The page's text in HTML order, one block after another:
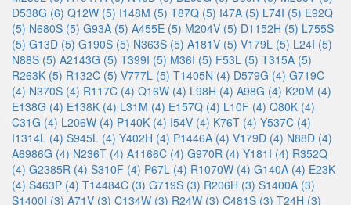
D538G (6) Q12W (5) I148M (5) T87Q (5) I47A (5) L74I (5) E92Q
(5) N680S (5) G93A (5) A455E (5) M204V (5) D1152H (5) L755S
(5) G13D (5) G190S (5) N363S (5) A181V (5) V179L (5) L24I (5)
N88S (5) A2143G (5) T399I (5) M36I (5) F53L (5) T315A (5)
R263K (5) R132C (5) V777L (5) T1405N (4) D579G (4) G719C
(4) N370S (4) R117C (4) Q16W (4) L98H (4) A98G (4) K20M (4)
E138G (4) E138K (4) L31M (4) E157Q (4) L10F (4) Q80K (4)
C31G (4) L206W (4) P140K (4) I54V (4) K76T (4) Y537C (4)
I1314L (4) S945L (4) Y402H (4) P1446A (4) V179D (4) N88D (4)
A6986G (4) N236T (4) A1166C (4) G970R (4) Y181I (4) R352Q
(4) G2385R (4) S310F (4) P67L (4) R1070W (4) G140A (4) E23K
(4) S463P (4) T14484C (3) G719S (3) R206H (3) S1400A (3)
S1400I (3) A71V (3) C134W (3) R24W (3) C481S (3) T24H (3)